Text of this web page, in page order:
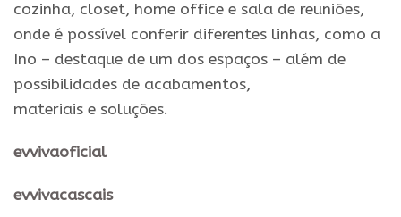
cozinha, closet, home office e sala de reuniões,
onde é possível conferir diferentes linhas, como a
Ino – destaque de um dos espaços – além de
possibilidades de acabamentos,
materiais e soluções.
evvivaoficial
evvivacascais